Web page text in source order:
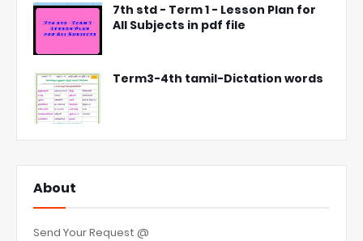
7th std - Term 1 - Lesson Plan for
All Subjects in pdf file
Term3-4th tamil-Dictation words
About
Send Your Request @